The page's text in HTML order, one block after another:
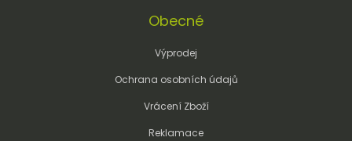
Obecné
Výprodej
Ochrana osobních údajů
Vrácení Zboží
Reklamace